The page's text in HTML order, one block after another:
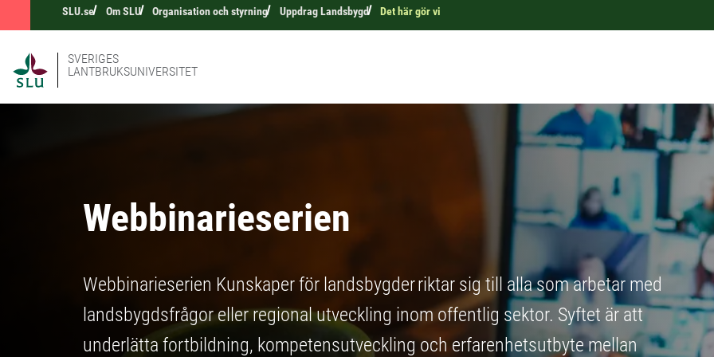
SLU.se Om SLU Organisation och styrning Uppdrag Landsbygd Det här gör vi
SVERIGES
LANTBRUKSUNIVERSITET
Webbinarieserien
Webbinarieserien Kunskaper för landsbygder riktar sig till alla som arbetar med
landsbygdsfrågor eller regional utveckling inom offentlig sektor. Syftet är att
underlätta fortbildning, kompetensutveckling och erfarenhetsutbyte mellan